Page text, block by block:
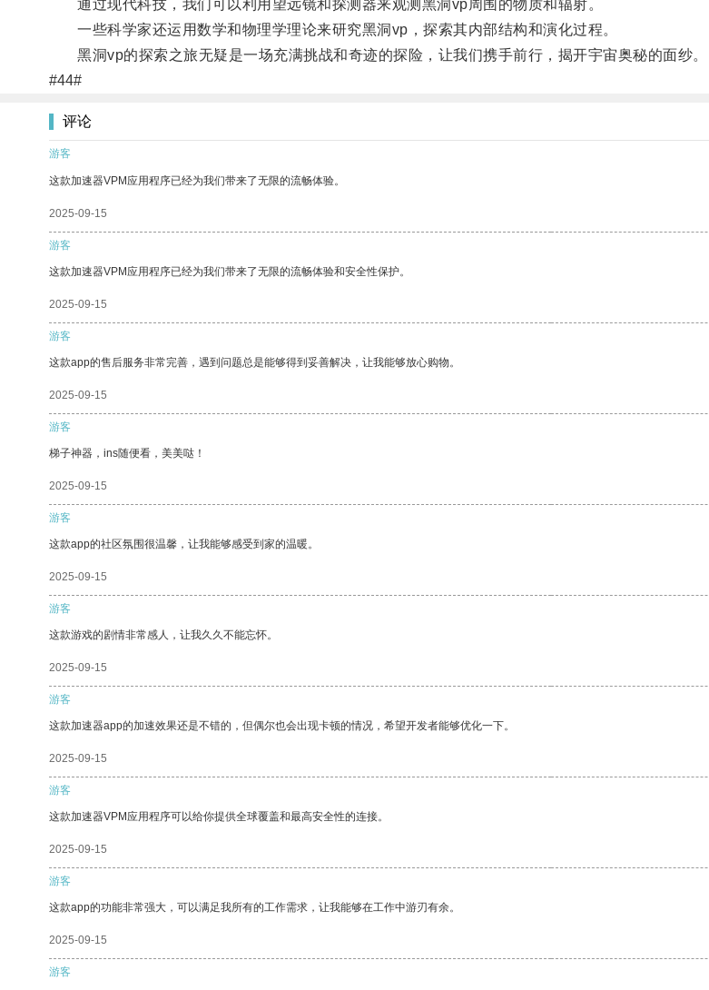
通过现代科技，我们可以利用望远镜和探测器来观测黑洞vp周围的物质和辐射。
一些科学家还运用数学和物理学理论来研究黑洞vp，探索其内部结构和演化过程。
黑洞vp的探索之旅无疑是一场充满挑战和奇迹的探险，让我们携手前行，揭开宇宙奥秘的面纱。
#44#
评论
游客
这款加速器VPM应用程序已经为我们带来了无限的流畅体验。
2025-09-15
游客
这款加速器VPM应用程序已经为我们带来了无限的流畅体验和安全性保护。
2025-09-15
游客
这款app的售后服务非常完善，遇到问题总是能够得到妥善解决，让我能够放心购物。
2025-09-15
游客
梯子神器，ins随便看，美美哒！
2025-09-15
游客
这款app的社区氛围很温馨，让我能够感受到家的温暖。
2025-09-15
游客
这款游戏的剧情非常感人，让我久久不能忘怀。
2025-09-15
游客
这款加速器app的加速效果还是不错的，但偶尔也会出现卡顿的情况，希望开发者能够优化一下。
2025-09-15
游客
这款加速器VPM应用程序可以给你提供全球覆盖和最高安全性的连接。
2025-09-15
游客
这款app的功能非常强大，可以满足我所有的工作需求，让我能够在工作中游刃有余。
2025-09-15
游客